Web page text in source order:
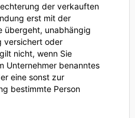
der verkauften
erst mit der
übergeht, unabhängig
versichert oder
nicht, wenn Sie
Unternehmer benanntes
eine sonst zur
bestimmte Person